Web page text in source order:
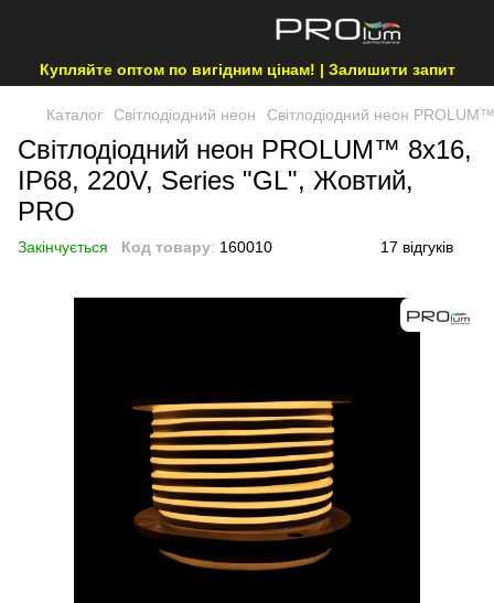
Купляйте оптом по вигідним цінам! | Залишити запит
Каталог Світлодіодний неон Світлодіодний неон
Світлодіодний неон PROLUM™ 8x16,
IP68, 220V, Series "GL", Жовтий,
PRO
Закінчується Код товару: 160010 17 відгуків